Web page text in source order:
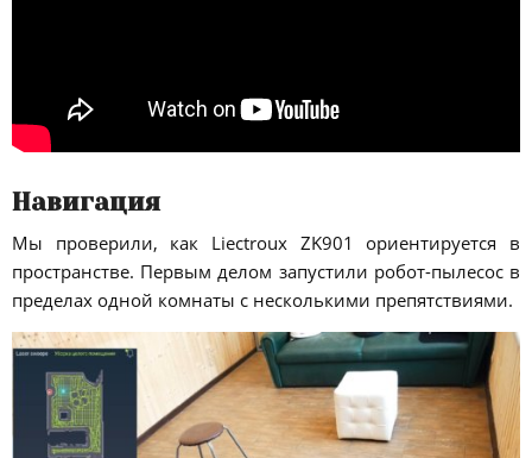
Навигация
Мы проверили, как Liectroux ZK901 ориентируется в
пространстве. Первым делом запустили робот-пылесос в
пределах одной комнаты с несколькими препятствиями.